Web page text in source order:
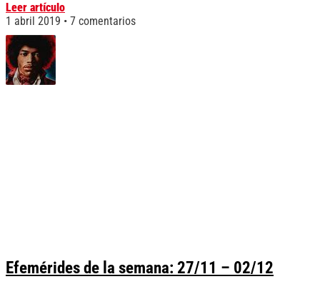
Leer artículo
1 abril 2019
7 comentarios
Efemérides de la semana: 27/11 – 02/12